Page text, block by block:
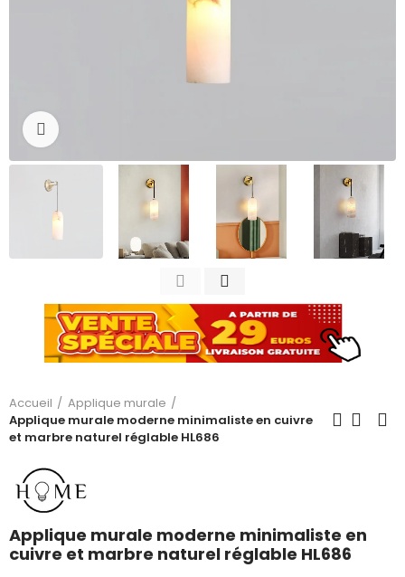
Accueil
Applique murale
Applique murale moderne minimaliste en cuivre
et marbre naturel réglable HL686
Applique murale moderne minimaliste en
cuivre et marbre naturel réglable HL686